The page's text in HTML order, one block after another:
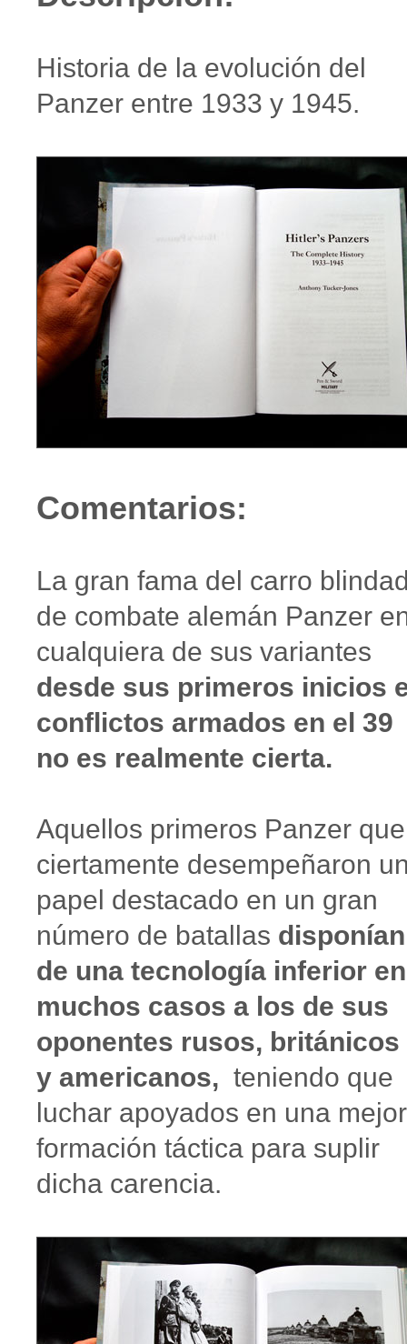
Historia de la evolución del
Panzer entre 1933 y 1945.
Comentarios:
La gran fama del carro
de combate alemán Panzer
cualquiera de sus variantes
desde sus primeros inicios
conflictos armados en el 39
no es realmente cierta.
Aquellos primeros Panzer que
ciertamente desempeñaron
papel destacado en un gran
número de batallas disponían
de una tecnología inferior en
muchos casos a los de sus
oponentes rusos, británicos
y americanos, teniendo que
luchar apoyados en una mejor
formación táctica para suplir
dicha carencia.